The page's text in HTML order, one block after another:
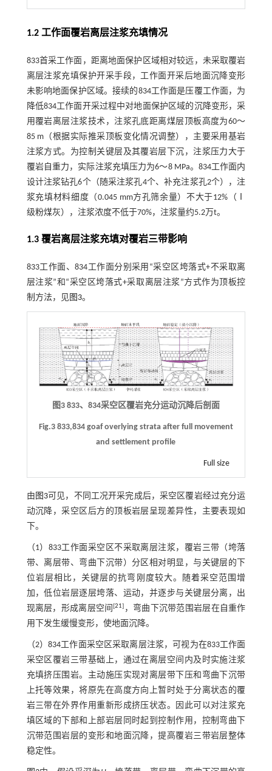
1.2 工作面覆岩离层注浆充填情况
833首采工作面，距离地面保护区域相对较远，未采取覆岩
离层注浆充填保护开采手段，工作面开采后地面沉降变形
未影响地面保护区域。接续的834工作面是压覆工作面，为
降低834工作面开采过程中对地面保护区域的沉降变形，采
用覆岩离层注浆技术，注浆孔底距离煤层顶板高度为60～
85 m（根据实际推采顶板变化情况调整），主要采用基岩
注浆方式。为控制关键层及其覆岩层下沉，注浆压力大于
覆岩自重力，实际注浆充填压力为6～8 MPa。834工作面内
设计注浆钻孔6个（随采注浆孔4个、补充注浆孔2个），注
浆充填材料细度（0.045 mm方孔筛余量）不大于12%（Ⅰ
级粉煤灰），注浆浓度不低于70%，注浆量约5.2万t。
1.3 覆岩离层注浆充填对覆岩三带影响
833工作面、834工作面分别采用“采空区垮落式+不采取离
层注浆”和“采空区垮落式+采取离层注浆”方式作为顶板控
制方法，见图3。
图3 833、834采空区覆岩充分运动沉降后剖面
Fig.3 833,834 goaf overlying strata after full movement
and settlement profile
Full size
由 图3可见，不同工况开采完成后，采空区覆岩经过充分运
动沉降，采空区后方的顶板岩层呈现差异性，主要表现如
下。
（1）833工作面采空区不采取离层注浆，覆岩三带（垮落
带、离层带、弯曲下沉带）分区相对明显，与关键层的下
位岩层相比，关键层的抗弯刚度较大。随着采空范围增
加，低位岩层逐层垮落、运动，并逐步与关键层分离，出
现离层，形成离层空间[21] ，弯曲下沉带范围岩层在自重作
用下发生缓慢变形，使地面沉降。
（2）834工作面采空区采取离层注浆，可视为在833工作面
采空区覆岩三带基础上，通过在离层空间内及时实施注浆
充填挤压围岩。主动施压实现对离层带下压和弯曲下沉带
上托等效果，将原先在高度方向上暂时处于分离状态的覆
岩三带在外界作用重新形成挤压状态。因此可以对注浆充
填区域的下部和上部岩层同时起到控制作用，控制弯曲下
沉带范围岩层的变形和地面沉降，提高覆岩三带岩层整体
稳定性。